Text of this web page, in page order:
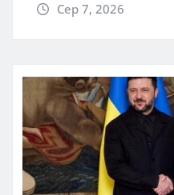
Сер 7, 2026